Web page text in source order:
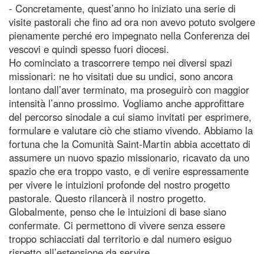
- Concretamente, quest’anno ho iniziato una serie di
visite pastorali che fino ad ora non avevo potuto svolgere
pienamente perché ero impegnato nella Conferenza dei
vescovi e quindi spesso fuori diocesi.
Ho cominciato a trascorrere tempo nei diversi spazi
missionari: ne ho visitati due su undici, sono ancora
lontano dall’aver terminato, ma proseguirò con maggior
intensità l’anno prossimo. Vogliamo anche approfittare
del percorso sinodale a cui siamo invitati per esprimere,
formulare e valutare ciò che stiamo vivendo. Abbiamo la
fortuna che la Comunità Saint-Martin abbia accettato di
assumere un nuovo spazio missionario, ricavato da uno
spazio che era troppo vasto, e di venire espressamente
per vivere le intuizioni profonde del nostro progetto
pastorale. Questo rilancerà il nostro progetto.
Globalmente, penso che le intuizioni di base siano
confermate. Ci permettono di vivere senza essere
troppo schiacciati dal territorio e dal numero esiguo